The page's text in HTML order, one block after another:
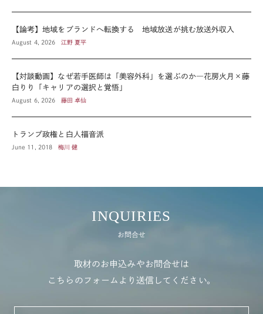
【論考】地域をブランドへ転換する 地域放送が挑む放送外収入
August 4, 2026 江野 夏平
【対談動画】なぜ若手医師は「美容外科」を選ぶのか―花房火月×藤
白りり「キャリアの選択と覚悟」
August 6, 2026 藤田 卓仙
トランプ政権と白人福音派
June 11, 2018 梅川 健
INQUIRIES
お問合せ
取材のお申込みやお問合せは
こちらのフォームより送信してください。